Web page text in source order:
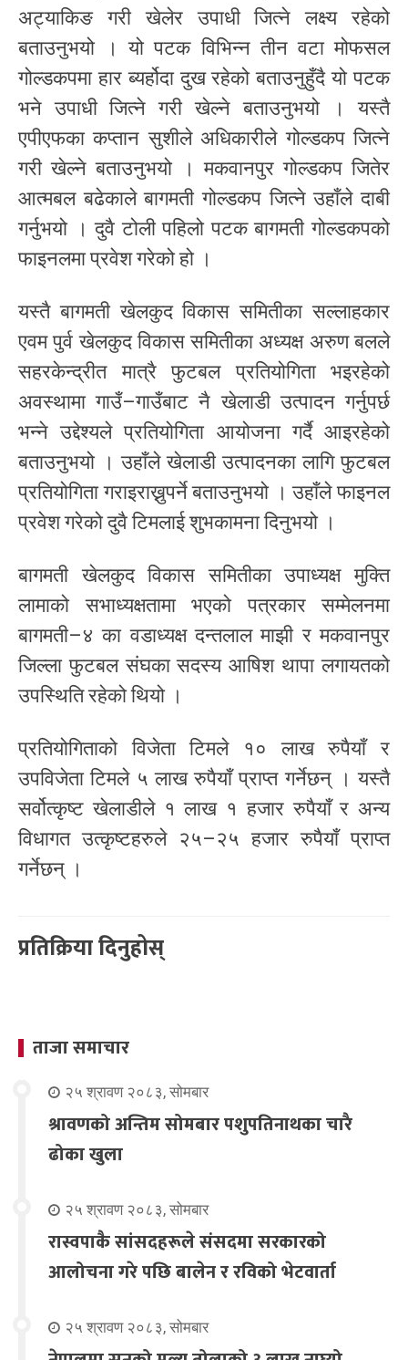
अट्याकिङ गरी खेलेर उपाधी जित्ने लक्ष्य रहेको
बताउनुभयो । यो पटक विभिन्न तीन वटा मोफसल
गोल्डकपमा हार ब्यर्होदा दुख रहेको बताउनुहुँदै यो पटक
भने उपाधी जित्ने गरी खेल्ने बताउनुभयो । यस्तै
एपीएफका कप्तान सुशीले अधिकारीले गोल्डकप जित्ने
गरी खेल्ने बताउनुभयो । मकवानपुर गोल्डकप जितेर
आत्मबल बढेकाले बागमती गोल्डकप जित्ने उहाँले दाबी
गर्नुभयो । दुवै टोली पहिलो पटक बागमती गोल्डकपको
फाइनलमा प्रवेश गरेको हो ।
यस्तै बागमती खेलकुद विकास समितीका सल्लाहकार
एवम पुर्व खेलकुद विकास समितीका अध्यक्ष अरुण बलले
सहरकेन्द्रीत मात्रै फुटबल प्रतियोगिता भइरहेको
अवस्थामा गाउँ–गाउँबाट नै खेलाडी उत्पादन गर्नुपर्छ
भन्ने उद्देश्यले प्रतियोगिता आयोजना गर्दै आइरहेको
बताउनुभयो । उहाँले खेलाडी उत्पादनका लागि फुटबल
प्रतियोगिता गराइराख्नुपर्ने बताउनुभयो । उहाँले फाइनल
प्रवेश गरेको दुवै टिमलाई शुभकामना दिनुभयो ।
बागमती खेलकुद विकास समितीका उपाध्यक्ष मुक्ति
लामाको सभाध्यक्षतामा भएको पत्रकार सम्मेलनमा
बागमती–४ का वडाध्यक्ष दन्तलाल माझी र मकवानपुर
जिल्ला फुटबल संघका सदस्य आषिश थापा लगायतको
उपस्थिति रहेको थियो ।
प्रतियोगिताको विजेता टिमले १० लाख रुपैयाँ र
उपविजेता टिमले ५ लाख रुपैयाँ प्राप्त गर्नेछन् । यस्तै
सर्वोत्कृष्ट खेलाडीले १ लाख १ हजार रुपैयाँ र अन्य
विधागत उत्कृष्टहरुले २५–२५ हजार रुपैयाँ प्राप्त
गर्नेछन् ।
प्रतिक्रिया दिनुहोस्
ताजा समाचार
२५ श्रावण २०८३, सोमबार
श्रावणको अन्तिम सोमबार पशुपतिनाथका चारै
ढोका खुला
२५ श्रावण २०८३, सोमबार
रास्वपाकै सांसदहरूले संसदमा सरकारको
आलोचना गरे पछि बालेन र रविको भेटवार्ता
२५ श्रावण २०८३, सोमबार